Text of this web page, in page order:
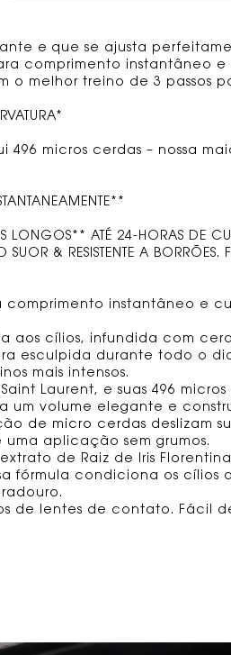
e que se ajusta
comprimento instantâneo e
melhor treino de 3 passos
496 micros cerdas – nossa
LONGOS** ATÉ 24-HORAS DE
SUOR & RESISTENTE A BORRÕES.
comprimento instantâneo e
aos cílios, infundida com
esculpida durante todo o
mais intensos.
Laurent, e suas 496 micros
volume elegante e
de micro cerdas deslizam
aplicação sem grumos.
de Raiz de Iris
fórmula condiciona os cílios
de lentes de contato. Fácil